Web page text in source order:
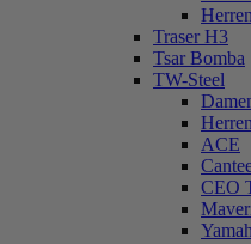
Herren
Traser H3
Tsar Bomba
TW-Steel
Herren
ACE
CEO